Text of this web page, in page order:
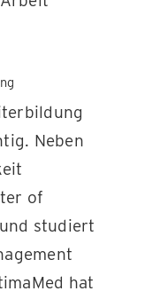
Neben
of
studiert
hat